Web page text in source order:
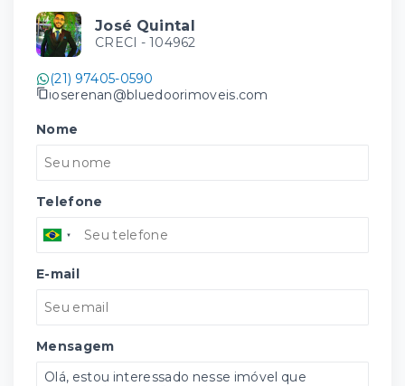
José Quintal
CRECI - 104962
(21) 97405-0590
joserenan@bluedoorimoveis.com
Nome
Telefone
E-mail
Mensagem